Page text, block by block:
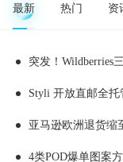
最新 热门 资
突发！Wildberries三
Styli 开放直邮全
亚马逊欧洲退货缩
4类POD爆单图案